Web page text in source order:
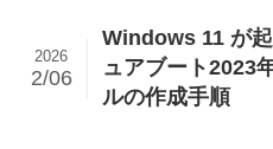
Windows 11 が
ュアブート2023
ルの作成手順
2026
2/06